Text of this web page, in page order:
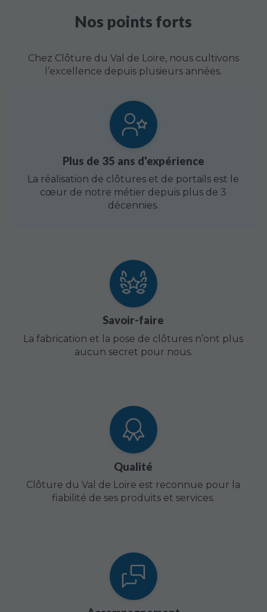
Nos points forts
Chez Clôture du Val de Loire, nous cultivons
l’excellence depuis plusieurs années.
Plus de 35 ans d'expérience
La réalisation de clôtures et de portails est le
cœur de notre métier depuis plus de 3
décennies.
Savoir-faire
La fabrication et la pose de clôtures n’ont plus
aucun secret pour nous.
Qualité
Clôture du Val de Loire est reconnue pour la
fiabilité de ses produits et services.